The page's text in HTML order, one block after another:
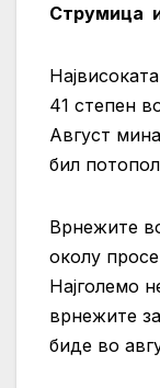
Струмица
41 степен
Август
бил
Врнежите
околу
Најголемо
врнежите
биде во